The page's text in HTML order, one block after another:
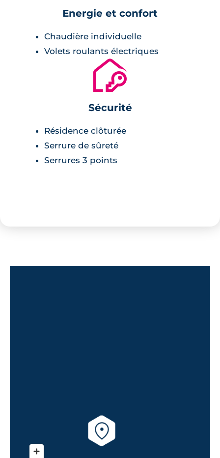
Energie et confort
Chaudière individuelle
Volets roulants électriques
🔐
Sécurité
Résidence clôturée
Serrure de sûreté
Serrures 3 points